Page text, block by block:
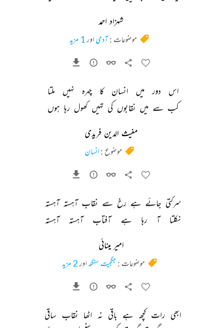
شہزاد احمد
موضوعات :آدمیاور1 مزید
اس دور میں انسان کا چہرہ نہیں
ملتا
کب سے میں نقابوں کی تہیں کھول رہا ہوں
مغیث الدین فریدی
موضوع :انسان
سرکتی جائے ہے رخ سے نقاب آہستہ آہستہ
نکلتا
آ رہا ہے آفتاب آہستہ آہستہ
امیر مینائی
موضوعات :جگجیت سنگھاور2 مزید
ابھی رات کچھ ہے باقی نہ اٹھا نقاب ساقی